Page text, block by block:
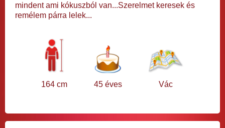
mindent ami kókuszból van...Szerelmet keresek és
remélem párra lelek...
164 cm 45 éves Vác